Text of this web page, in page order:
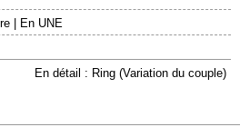
| En UNE
En détail : Ring (Variation du couple)